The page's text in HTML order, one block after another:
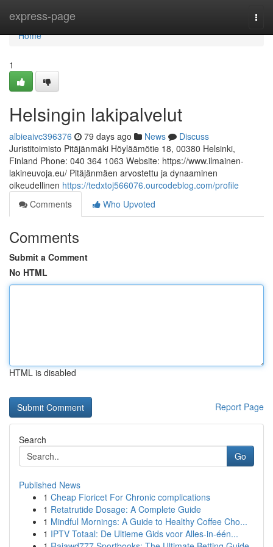
express-page
Home
Home
1
Helsingin lakipalvelut
albieaivc396376 79 days ago News
Discuss
Juristitoimisto Pitäjänmäki Höyläämötie 18, 00380 Helsinki,
Finland Phone: 040 364 1063 Website: https://www.ilmainen-
lakineuvoja.eu/ Pitäjänmäen arvostettu ja dynaaminen
oikeudellinen https://tedxtoj566076.ourcodeblog.com/profile
Comments
Who Upvoted
Comments
Submit a Comment
No HTML
HTML is disabled
Report Page
Search
Go
Published News
1 Cheap Fioricet For Chronic complications
1 Retatrutide Dosage: A Complete Guide
1 Mindful Mornings: A Guide to Healthy Coffee Cho...
1 IPTV Totaal: De Ultieme Gids voor Alles-in-één...